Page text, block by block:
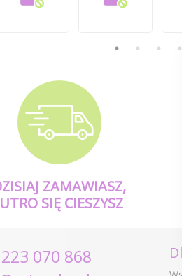
ZAMAWIASZ,
SIĘ CIESZYSZ
070 868